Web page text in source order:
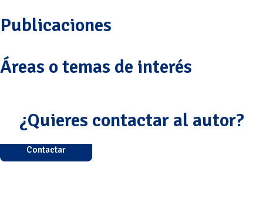
Publicaciones
Áreas o temas de interés
¿Quieres contactar al autor?
Contactar